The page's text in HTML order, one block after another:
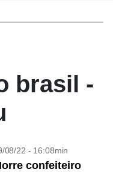
brasil -
08/22 - 16:08min
confeiteiro